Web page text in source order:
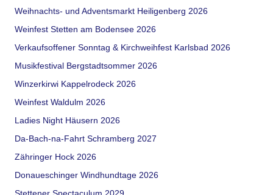
Weihnachts- und Adventsmarkt Heiligenberg 2026
Weinfest Stetten am Bodensee 2026
Verkaufsoffener Sonntag & Kirchweihfest Karlsbad 2026
Musikfestival Bergstadtsommer 2026
Winzerkirwi Kappelrodeck 2026
Weinfest Waldulm 2026
Ladies Night Häusern 2026
Da-Bach-na-Fahrt Schramberg 2027
Zähringer Hock 2026
Donaueschinger Windhundtage 2026